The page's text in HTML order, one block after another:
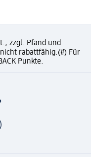
zzgl. Pfand und
rabattfähig.(#) Für
Punkte.